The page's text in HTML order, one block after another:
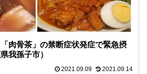
「肉骨茶」の禁断症状発症で緊急摂
我孫子市）
2021.09.09 2021.09.14